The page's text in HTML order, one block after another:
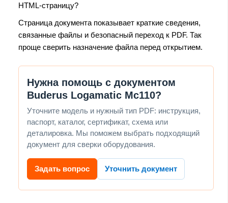
HTML-страницу?
Страница документа показывает краткие сведения,
связанные файлы и безопасный переход к PDF. Так
проще сверить назначение файла перед открытием.
Нужна помощь с документом
Buderus Logamatic Mc110?
Уточните модель и нужный тип PDF: инструкция,
паспорт, каталог, сертификат, схема или
деталировка. Мы поможем выбрать подходящий
документ для сверки оборудования.
Задать вопрос Уточнить документ